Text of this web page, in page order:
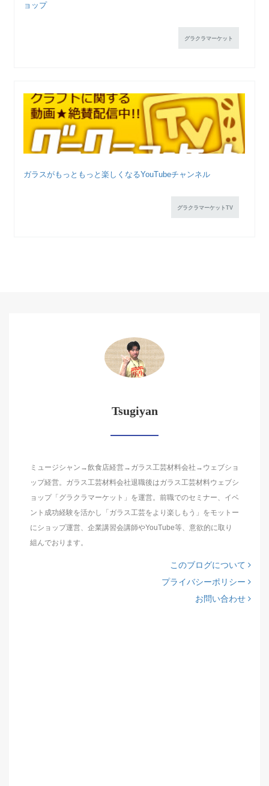
ョップ
グラクラマーケット
ガラスがもっともっと楽しくなるYouTubeチャンネル
グラクラマーケットTV
Tsugiyan
ミュージシャン→飲食店経営→ガラス工芸材料会社→ウェブショ
ップ経営。ガラス工芸材料会社退職後はガラス工芸材料ウェブシ
ョップ「グラクラマーケット」を運営。前職でのセミナー、イベ
ント成功経験を活かし「ガラス工芸をより楽しもう」をモットー
にショップ運営、企業講習会講師やYouTube等、意欲的に取り
組んでおります。
このブログについて
プライバシーポリシー
お問い合わせ